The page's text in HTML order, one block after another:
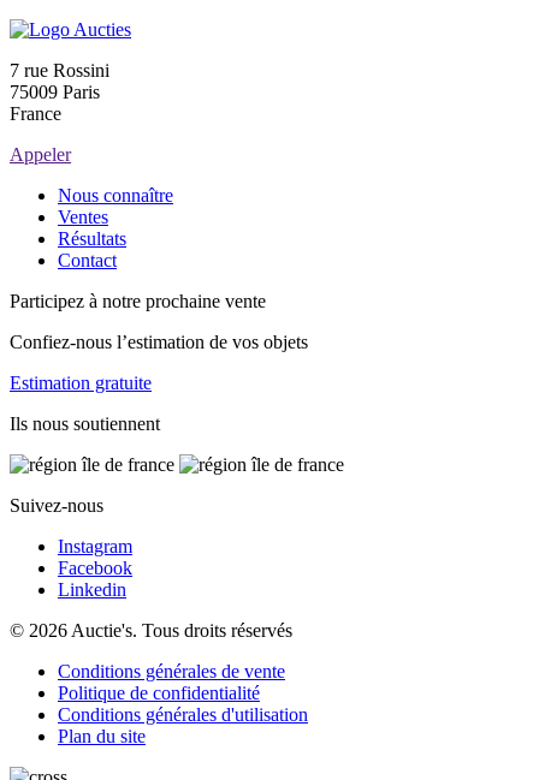
7 rue Rossini
75009 Paris
France
Appeler
Nous connaître
Ventes
Résultats
Contact
Participez à notre prochaine vente
Confiez-nous l’estimation de vos objets
Estimation gratuite
Ils nous soutiennent
Suivez-nous
Instagram
Facebook
Linkedin
© 2026 Auctie's. Tous droits réservés
Conditions générales de vente
Politique de confidentialité
Conditions générales d'utilisation
Plan du site